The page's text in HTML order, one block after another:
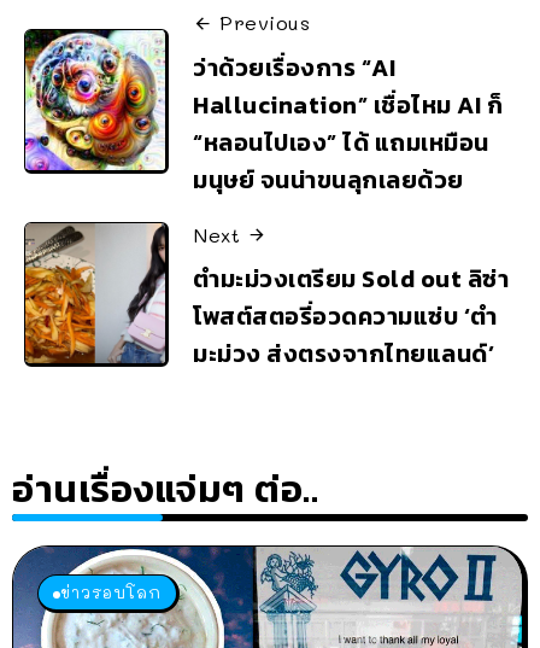
Previous
ว่าด้วยเรื่องการ “AI
Hallucination” เชื่อไหม AI ก็
“หลอนไปเอง” ได้ แถมเหมือน
มนุษย์ จนน่าขนลุกเลยด้วย
Next
ตำมะม่วงเตรียม Sold out ลิซ่า
โพสต์สตอรี่อวดความแซ่บ ‘ตำ
มะม่วง ส่งตรงจากไทยแลนด์’
อ่านเรื่องแจ่มๆ ต่อ..
ข่าวรอบโลก